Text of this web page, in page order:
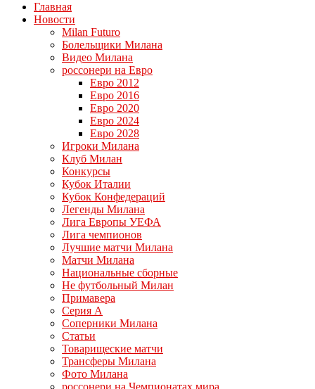
Главная
Новости
Milan Futuro
Болельщики Милана
Видео Милана
россонери на Евро
Евро 2012
Евро 2016
Евро 2020
Евро 2024
Евро 2028
Игроки Милана
Клуб Милан
Конкурсы
Кубок Италии
Кубок Конфедераций
Легенды Милана
Лига Европы УЕФА
Лига чемпионов
Лучшие матчи Милана
Матчи Милана
Национальные сборные
Не футбольный Милан
Примавера
Серия А
Соперники Милана
Статьи
Товарищеские матчи
Трансферы Милана
Фото Милана
россонери на Чемпионатах мира